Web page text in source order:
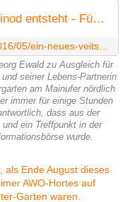
Ein neues Veitshöchheimer Kleinod entsteht - Für jedermann offener Bürgergarten der Architektin Karin Kissel am Mainufer mit Strabo-Heilkräutern aus dem 9. Jahrhundert nimmt immer mehr Gestalt an - Veitshöchheim News
Ewald zu Ausgleich für
seiner Lebens-Partnerin
am Mainufer nördlich
immer für einige Stunden
dass aus der
ein Treffpunkt in der
wurde.